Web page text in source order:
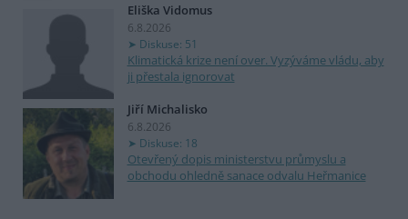
Eliška Vidomus
6.8.2026
Diskuse: 51
Klimatická krize není over. Vyzýváme vládu, aby
ji přestala ignorovat
Jiří Michalisko
6.8.2026
Diskuse: 18
Otevřený dopis ministerstvu průmyslu a
obchodu ohledně sanace odvalu Heřmanice